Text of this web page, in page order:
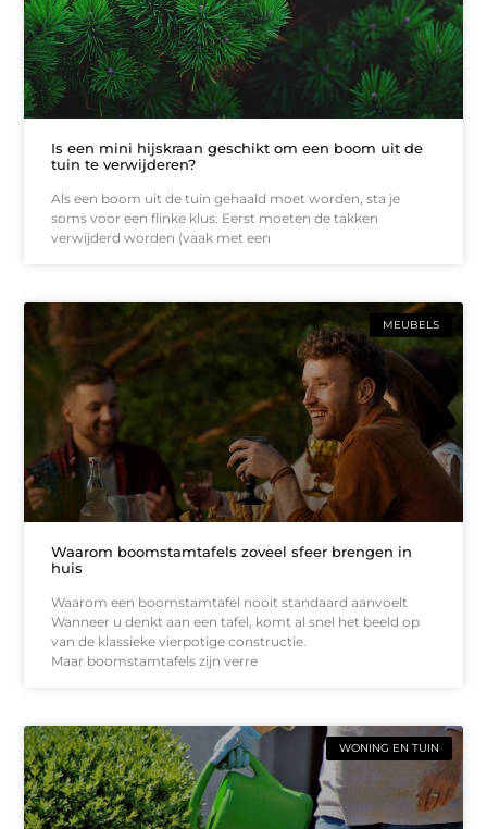
Is een mini hijskraan geschikt om een boom uit de
tuin te verwijderen?
Als een boom uit de tuin gehaald moet worden, sta je
soms voor een flinke klus. Eerst moeten de takken
verwijderd worden (vaak met een
MEUBELS
Waarom boomstamtafels zoveel sfeer brengen in
huis
Waarom een boomstamtafel nooit standaard aanvoelt
Wanneer u denkt aan een tafel, komt al snel het beeld op
van de klassieke vierpotige constructie.
Maar boomstamtafels zijn verre
WONING EN TUIN